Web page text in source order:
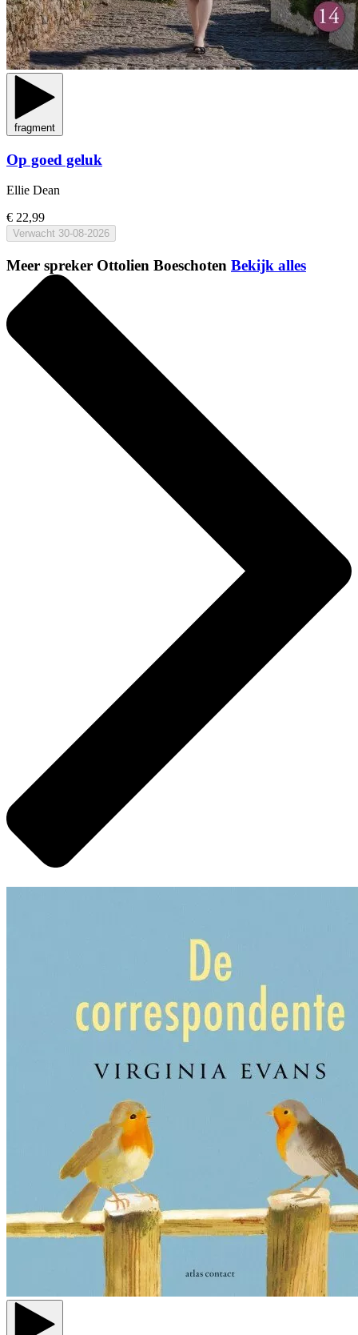
fragment
Op goed geluk
Ellie Dean
€ 22,99
Verwacht 30-08-2026
Meer spreker Ottolien Boeschoten Bekijk alles